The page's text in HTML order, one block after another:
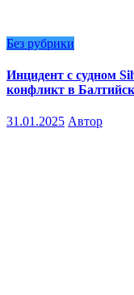
Без рубрики
Инцидент с судном
конфликт в
31.01.2025 Автор